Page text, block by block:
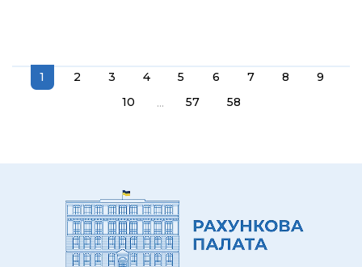
1 2 3 4 5 6 7 8
9
10
... 57 58